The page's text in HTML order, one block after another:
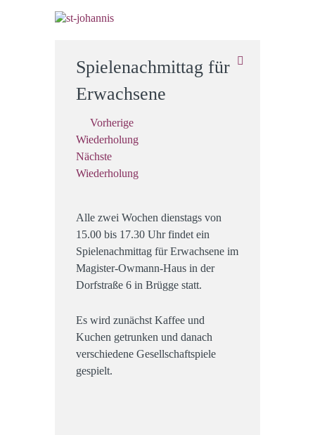
Spielenachmittag für
Erwachsene
Vorherige
Wiederholung
Nächste
Wiederholung
Alle zwei Wochen dienstags von
15.00 bis 17.30 Uhr findet ein
Spielenachmittag für Erwachsene im
Magister-Owmann-Haus in der
Dorfstraße 6 in Brügge statt.
Es wird zunächst Kaffee und
Kuchen getrunken und danach
verschiedene Gesellschaftspiele
gespielt.